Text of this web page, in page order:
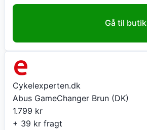
Gå til butik
Cykelexperten.dk
Abus GameChanger Brun (DK)
1.799 kr
+ 39 kr fragt